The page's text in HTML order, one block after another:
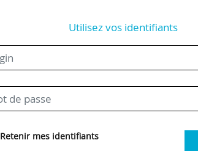
Utilisez vos identifiants
Retenir mes identifiants